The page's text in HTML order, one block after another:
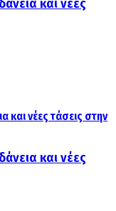
και νέες
και νέες